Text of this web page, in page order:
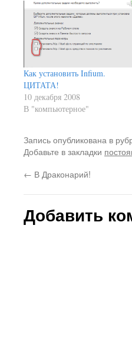
Как установить Infium.
ЦИТАТА!
10 декабря 2008
В "компьютерное"
Запись опубликована в
Добавьте в закладки
← В Драконарий!
Добавить